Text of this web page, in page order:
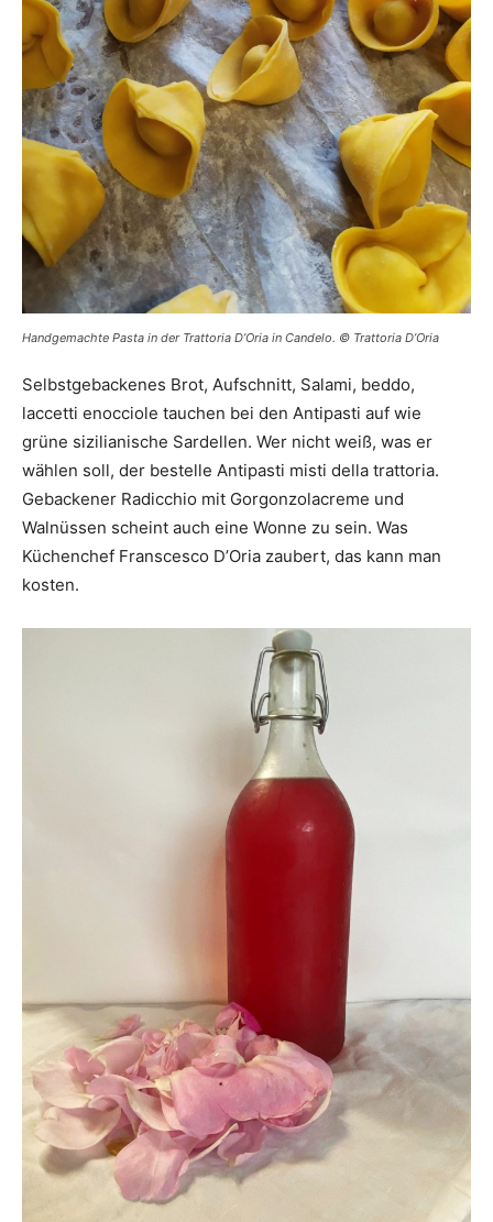
Handgemachte Pasta in der Trattoria D’Oria in Candelo. © Trattoria D’Oria
Selbstgebackenes Brot, Aufschnitt, Salami, beddo,
laccetti enocciole tauchen bei den Antipasti auf wie
grüne sizilianische Sardellen. Wer nicht weiß, was er
wählen soll, der bestelle Antipasti misti della trattoria.
Gebackener Radicchio mit Gorgonzolacreme und
Walnüssen scheint auch eine Wonne zu sein. Was
Küchenchef Franscesco D’Oria zaubert, das kann man
kosten.